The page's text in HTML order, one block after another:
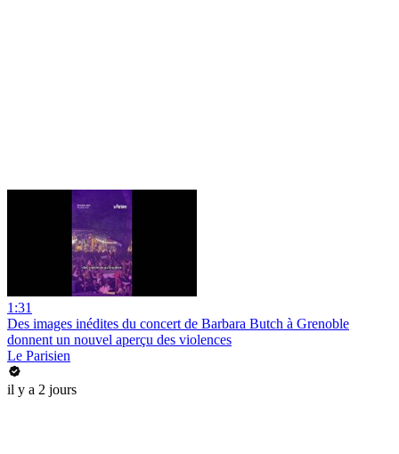
1:31
Des images inédites du concert de Barbara Butch à Grenoble
donnent un nouvel aperçu des violences
Le Parisien
il y a 2 jours